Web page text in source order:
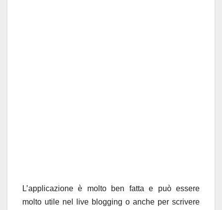
L’applicazione è molto ben fatta e può essere
molto utile nel live blogging o anche per scrivere